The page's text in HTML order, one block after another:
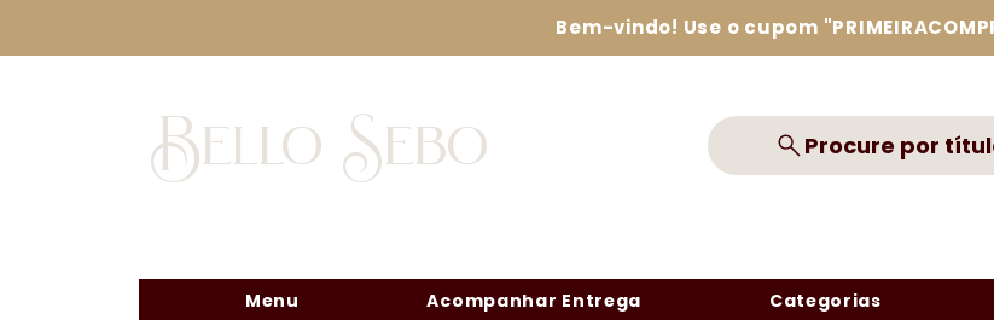
Bem-vindo! Use o cupom
Bello Sebo Procure por
Menu Acompanhar Entrega Categorias